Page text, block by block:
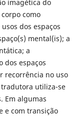
imagética do
como
dos espaços
mental(is); a
a
dos espaços
recorrência no uso
utiliza-se
Em algumas
e com transição